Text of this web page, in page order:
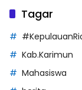
Tagar
Kab.Karimun
Mahasiswa